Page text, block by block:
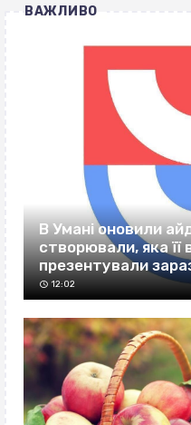
ВАЖЛИВО
В Умані оновили
створювали, яка її
презентували
12:02